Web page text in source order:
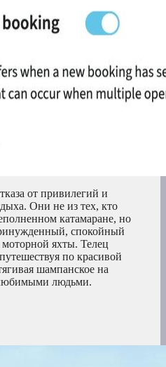
от привилегий и
Они не из тех, кто
катамаране, но
спокойный
яхты. Телец
по красивой
шампанское на
людьми.